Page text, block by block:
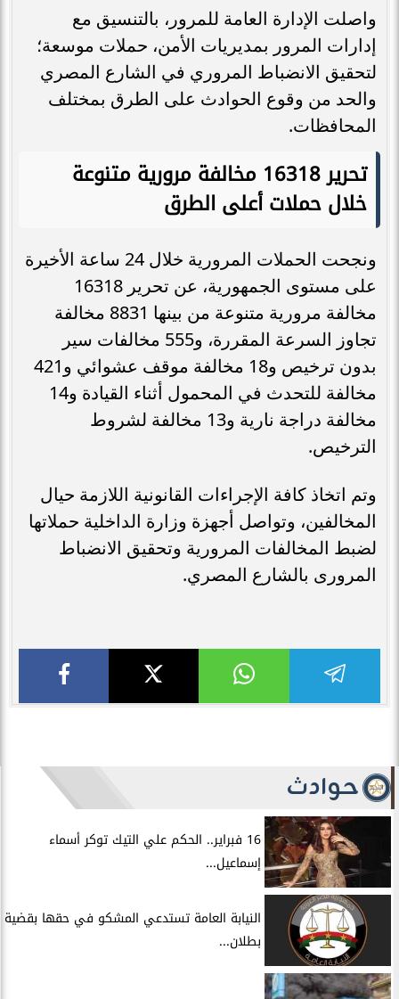
واصلت الإدارة العامة للمرور، بالتنسيق مع
إدارات المرور بمديريات الأمن، حملات موسعة؛
لتحقيق الانضباط المروري في الشارع المصري
والحد من وقوع الحوادث على الطرق بمختلف
المحافظات.
تحرير 16318 مخالفة مرورية متنوعة
خلال حملات أعلى الطرق
ونجحت الحملات المرورية خلال 24 ساعة الأخيرة
على مستوى الجمهورية، عن تحرير 16318
مخالفة مرورية متنوعة من بينها 8831 مخالفة
تجاوز السرعة المقررة، و555 مخالفات سير
بدون ترخيص و18 مخالفة موقف عشوائي و421
مخالفة للتحدث في المحمول أثناء القيادة و14
مخالفة دراجة نارية و13 مخالفة لشروط
الترخيص.
وتم اتخاذ كافة الإجراءات القانونية اللازمة حيال
المخالفين، وتواصل أجهزة وزارة الداخلية حملاتها
لضبط المخالفات المرورية وتحقيق الانضباط
المرورى بالشارع المصري.
حوادث
16 فبراير.. الحكم علي التيك توكر أسماء
إسماعيل...
النيابة العامة تستدعي المشكو في حقها بقضية
بطلان...